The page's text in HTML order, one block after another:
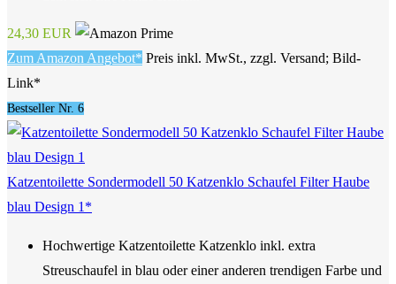
24,30 EUR
Zum Amazon Angebot* Preis inkl. MwSt., zzgl. Versand; Bild-
Link*
Bestseller Nr. 6
Katzentoilette Sondermodell 50 Katzenklo Schaufel Filter Haube
blau Design 1*
Hochwertige Katzentoilette Katzenklo inkl. extra
Streuschaufel in blau oder einer anderen trendigen Farbe und